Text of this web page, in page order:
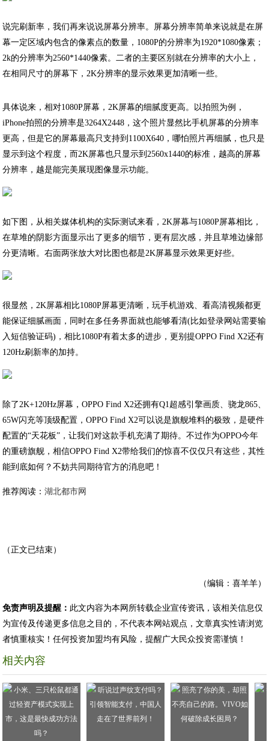
说完刷新率，我们再来说说屏幕分辨率。屏幕分辨率简单来说就是在屏
幕一定区域内包含的像素点的数量，1080P的分辨率为1920*1080像素；
2k的分辨率为2560*1440像素。二者的主要区别就在分辨率的大小上，
在相同尺寸的屏幕下，2K分辨率的显示效果更加清晰一些。
具体说来，相对1080P屏幕，2K屏幕的细腻度更高。以拍照为例，
iPhone拍照的分辨率是3264X2448，这个照片显然比手机屏幕的分辨率
更高，但是它的屏幕最高只支持到1100X640，哪怕照片再细腻，也只是
显示到这个程度，而2K屏幕也只显示到2560x1440的标准，越高的屏幕
分辨率，越是能完美展现图像显示功能。
如下图，从相关媒体机构的实际测试来看，2K屏幕与1080P屏幕相比，
在草堆的阴影方面显示出了更多的细节，更有层次感，并且草堆边缘部
分更清晰。右面两张放大对比图也都是2K屏幕显示效果更好些。
很显然，2K屏幕相比1080P屏幕更清晰，玩手机游戏、看高清视频都更
能保证细腻画面，同时在多任务界面就也能够看清(比如登录网站需要输
入短信验证码)，相比1080P有着太多的进步，更别提OPPO Find X2还有
120Hz刷新率的加持。
除了2K+120Hz屏幕，OPPO Find X2还拥有Q1超感引擎画质、骁龙865、
65W闪充等顶级配置，OPPO Find X2可以说是旗舰堆料的极致，是硬件
配置的“天花板”，让我们对这款手机充满了期待。不过作为OPPO今年
的重磅旗舰，相信OPPO Find X2带给我们的惊喜不仅仅只有这些，其性
能到底如何？不妨共同期待官方的消息吧！
推荐阅读：湖北都市网
（正文已结束）
（编辑：喜羊羊）
免责声明及提醒： 此文内容为本网所转载企业宣传资讯，该相关信息仅
为宣传及传递更多信息之目的，不代表本网站观点，文章真实性请浏览
者慎重核实！任何投资加盟均有风险，提醒广大民众投资需谨慎！
相关内容